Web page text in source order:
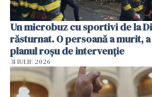
Un microbuz cu sportivi de la
răsturnat. O persoană a murit,
planul roșu de intervenție
31 IULIE 2026